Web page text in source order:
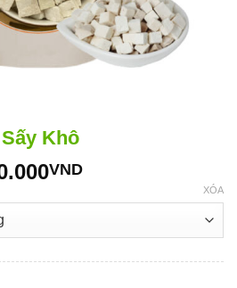
Khô
VNDKhoảng
54.000VND
đến
XÓA